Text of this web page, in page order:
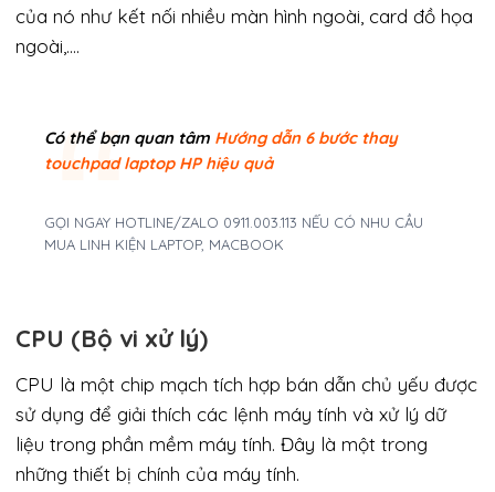
của nó như kết nối nhiều màn hình ngoài, card đồ họa
ngoài,….
Có thể bạn quan tâm Hướng dẫn 6 bước thay
touchpad laptop HP hiệu quả
GỌI NGAY HOTLINE/ZALO 0911.003.113 NẾU CÓ NHU CẦU
MUA LINH KIỆN LAPTOP, MACBOOK
CPU (Bộ vi xử lý)
CPU là một chip mạch tích hợp bán dẫn chủ yếu được
sử dụng để giải thích các lệnh máy tính và xử lý dữ
liệu trong phần mềm máy tính. Đây là một trong
những thiết bị chính của máy tính.